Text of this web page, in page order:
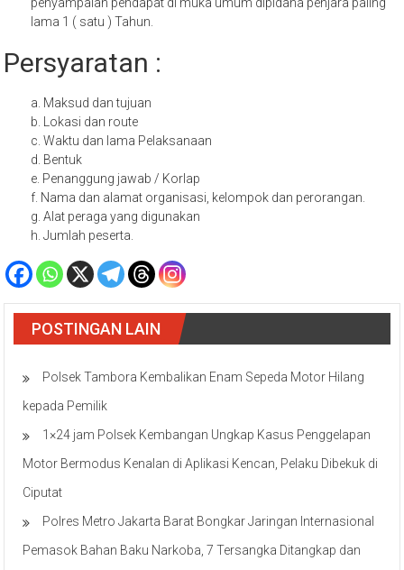
lama 1 ( satu ) Tahun.
Persyaratan :
a. Maksud dan tujuan
b. Lokasi dan route
c. Waktu dan lama Pelaksanaan
d. Bentuk
e. Penanggung jawab / Korlap
f. Nama dan alamat organisasi, kelompok dan perorangan.
g. Alat peraga yang digunakan
h. Jumlah peserta.
POSTINGAN LAIN
Polsek Tambora Kembalikan Enam Sepeda Motor Hilang
kepada Pemilik
1×24 jam Polsek Kembangan Ungkap Kasus Penggelapan
Motor Bermodus Kenalan di Aplikasi Kencan, Pelaku Dibekuk di
Ciputat
Polres Metro Jakarta Barat Bongkar Jaringan Internasional
Pemasok Bahan Baku Narkoba, 7 Tersangka Ditangkap dan